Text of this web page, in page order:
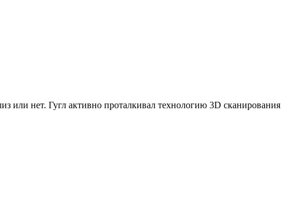
или нет. Гугл активно проталкивал технологию 3D